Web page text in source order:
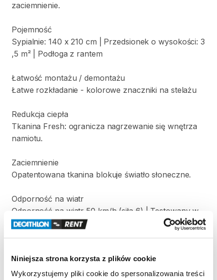
Niniejsza strona korzysta z plików cookie
Wykorzystujemy pliki cookie do spersonalizowania treści
zaciemnienie.
Pojemność
Sypialnie: 140 x 210 cm Przedsionek o wysokości: 3
,​5 m² Podłoga z rantem
Łatwość montażu ​/​ demontażu
Łatwe rozkładanie - kolorowe znaczniki na stelażu
Redukcja ciepła
Tkanina Fresh: ogranicza nagrzewanie się wnętrza
namiotu.
Zaciemnienie
Opatentowana tkanina blokuje światło słoneczne.
Odporność na wiatr
Odporność na wiatr 50 km​/​h (siła 6) | Testowany w
tunelu aerodynamicznym
Test słupa wody (Schmerber): Tropik ＞
Podłoga ＞ 2400 mm.